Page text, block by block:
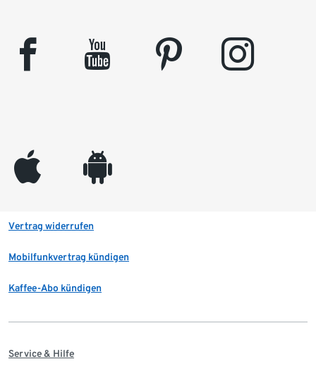
facebook youtube pinterest instagram
appleinc android
Vertrag widerrufen
Mobilfunkvertrag kündigen
Kaffee-Abo kündigen
Service & Hilfe